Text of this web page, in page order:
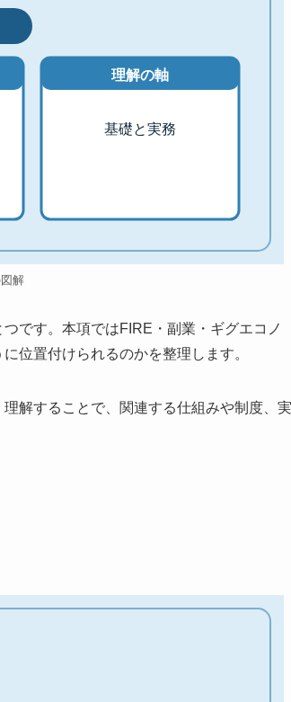
理解の軸
基礎と実務
解
です。本項ではFIRE・副業・ギグエコノ
位置付けられるのかを整理します。
解することで、関連する仕組みや制度、実